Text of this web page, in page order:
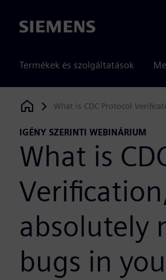
Siemens
Termékek és szolgáltatások
Siemens Digital Industries Software
What is CDC Protocol
IGÉNY SZERINTI WEBINÁRIUM
What is
absolutely
bugs in